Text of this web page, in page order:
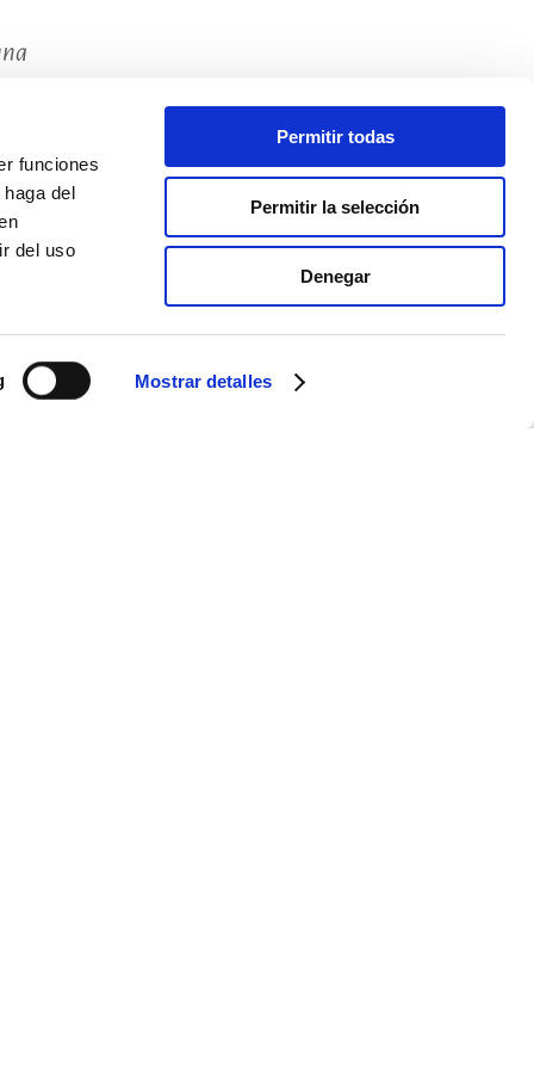
funciones
del
del uso
Mostrar detalles
Permitir todas
Permitir la selección
Denegar